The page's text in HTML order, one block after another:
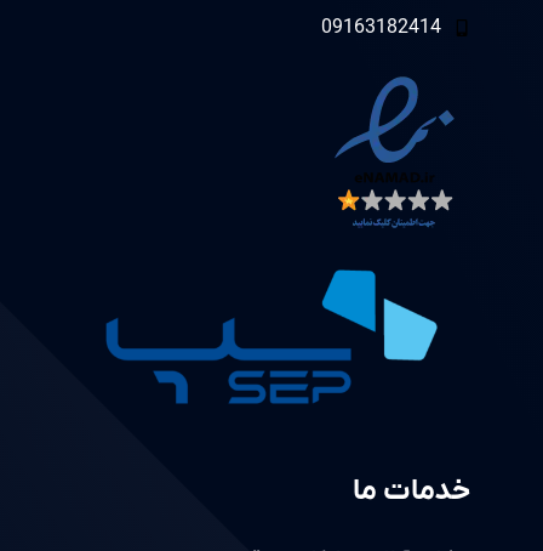
خدمات ما
09163182414